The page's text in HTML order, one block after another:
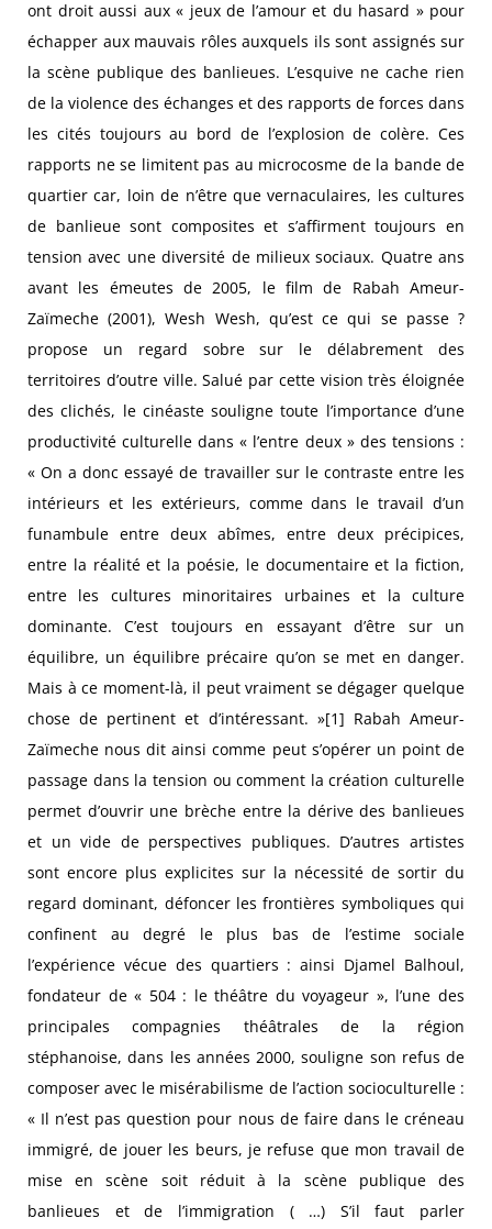
ont droit aussi aux « jeux de l’amour et du hasard » pour
échapper aux mauvais rôles auxquels ils sont assignés sur
la scène publique des banlieues. L’esquive ne cache rien
de la violence des échanges et des rapports de forces dans
les cités toujours au bord de l’explosion de colère. Ces
rapports ne se limitent pas au microcosme de la bande de
quartier car, loin de n’être que vernaculaires, les cultures
de banlieue sont composites et s’affirment toujours en
tension avec une diversité de milieux sociaux. Quatre ans
avant les émeutes de 2005, le film de Rabah Ameur-
Zaïmeche (2001), Wesh Wesh, qu’est ce qui se passe ?
propose un regard sobre sur le délabrement des
territoires d’outre ville. Salué par cette vision très éloignée
des clichés, le cinéaste souligne toute l’importance d’une
productivité culturelle dans « l’entre deux » des tensions :
« On a donc essayé de travailler sur le contraste entre les
intérieurs et les extérieurs, comme dans le travail d’un
funambule entre deux abîmes, entre deux précipices,
entre la réalité et la poésie, le documentaire et la fiction,
entre les cultures minoritaires urbaines et la culture
dominante. C’est toujours en essayant d’être sur un
équilibre, un équilibre précaire qu’on se met en danger.
Mais à ce moment-là, il peut vraiment se dégager quelque
chose de pertinent et d’intéressant. »[1] Rabah Ameur-
Zaïmeche nous dit ainsi comme peut s’opérer un point de
passage dans la tension ou comment la création culturelle
permet d’ouvrir une brèche entre la dérive des banlieues
et un vide de perspectives publiques. D’autres artistes
sont encore plus explicites sur la nécessité de sortir du
regard dominant, défoncer les frontières symboliques qui
confinent au degré le plus bas de l’estime sociale
l’expérience vécue des quartiers : ainsi Djamel Balhoul,
fondateur de « 504 : le théâtre du voyageur », l’une des
principales compagnies théâtrales de la région
stéphanoise, dans les années 2000, souligne son refus de
composer avec le misérabilisme de l’action socioculturelle :
« Il n’est pas question pour nous de faire dans le créneau
immigré, de jouer les beurs, je refuse que mon travail de
mise en scène soit réduit à la scène publique des
banlieues et de l’immigration ( …) S’il faut parler